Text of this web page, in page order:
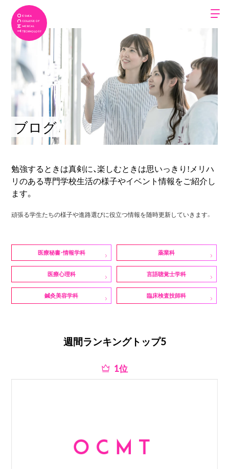
ブログ
勉強するときは真剣に、楽しむときは思いっきり!メリハ
リのある専門学校生活の様子やイベント情報をご紹介し
ます。
頑張る学生たちの様子や進路選びに役立つ情報を随時更新していきます。
医療秘書・情報学科 薬業科
医療心理科 言語聴覚士学科
鍼灸美容学科 臨床検査技師科
週間ランキングトップ5
位